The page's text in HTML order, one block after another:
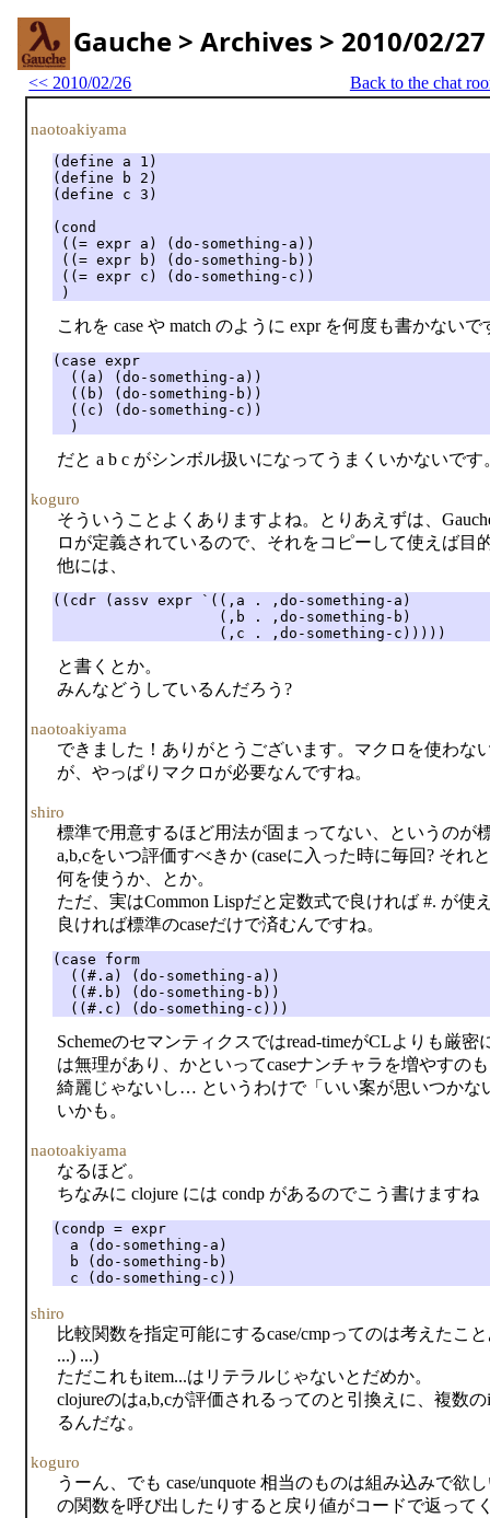
Gauche > Archives > 2010/02/27
<< 2010/02/26 Back to the chat
naotoakiyama
(define a 1)
(define b 2)
(define c 3)
(cond
((= expr a) (do-something-a))
((= expr b) (do-something-b))
((= expr c) (do-something-c))
)
これを case や match のように expr を何度も書かない
(case expr
  ((a) (do-something-a))
  ((b) (do-something-b))
  ((c) (do-something-c))
  )
だと a b c がシンボル扱いになってうまくいかないです
koguro
そういうことよくありますよね。とりあえずは、
ロが定義されているので、それをコピーして使えば目
他には、
((cdr (assv expr `((,a . ,do-something-a)
                   (,b . ,do-something-b)
                   (,c . ,do-something-c)))))
と書くとか。
みんなどうしているんだろう?
naotoakiyama
できました！ありがとうございます。マクロを使わな
が、やっぱりマクロが必要なんですね。
shiro
標準で用意するほど用法が固まってない、というのが
a,b,cをいつ評価すべきか (caseに入った時に毎回? そ
何を使うか、とか。
ただ、実はCommon Lispだと定数式で良ければ #. が使
良ければ標準のcaseだけで済むんですね。
(case form
  ((#.a) (do-something-a))
  ((#.b) (do-something-b))
  ((#.c) (do-something-c)))
Schemeのセマンティクスではread-timeがCLよりも厳
は無理があり、かといってcaseナンチャラを増やすのも
綺麗じゃないし… というわけで「いい案が思いつかな
いかも。
naotoakiyama
なるほど。
ちなみに clojure には condp があるのでこう書けますね
(condp = expr
  a (do-something-a)
  b (do-something-b)
  c (do-something-c))
shiro
比較関数を指定可能にするcase/cmpってのは考えたこと
...) ...)
ただこれもitem...はリテラルじゃないとだめか。
clojureのはa,b,cが評価されるってのと引換えに、複数
るんだな。
koguro
うーん、でも case/unquote 相当のものは組み込みで欲
の関数を呼び出したりすると戻り値がコードで返って